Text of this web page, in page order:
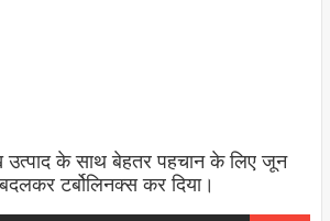
के साथ बेहतर पहचान के लिए जून
टर्बोलिनक्स कर दिया।